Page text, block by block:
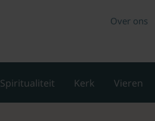
Over ons
Spiritualiteit Kerk Vieren